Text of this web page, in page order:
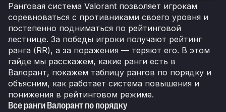
Ранговая система Valorant позволяет игрокам
соревноваться с противниками своего уровня и
постепенно подниматься по рейтинговой
лестнице. За победы игроки получают рейтинг
ранга (RR), а за поражения — теряют его. В этом
гайде мы расскажем, какие ранги есть в
Валорант, покажем таблицу рангов по порядку и
объясним, как работает система повышения и
понижения в рейтинговом режиме.
Все ранги Валорант по порядку